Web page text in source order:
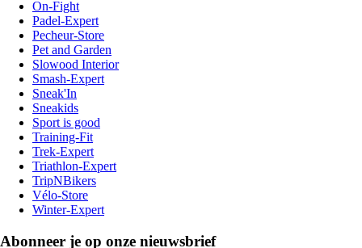
On-Fight
Padel-Expert
Pecheur-Store
Pet and Garden
Slowood Interior
Smash-Expert
Sneak'In
Sneakids
Sport is good
Training-Fit
Trek-Expert
Triathlon-Expert
TripNBikers
Vélo-Store
Winter-Expert
Abonneer je op onze nieuwsbrief